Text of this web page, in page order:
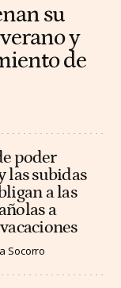
su
y
de
poder
las subidas
a las
a
Socorro